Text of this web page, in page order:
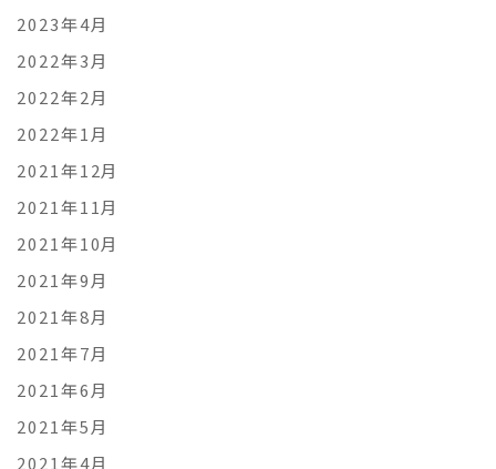
2023年4月
2022年3月
2022年2月
2022年1月
2021年12月
2021年11月
2021年10月
2021年9月
2021年8月
2021年7月
2021年6月
2021年5月
2021年4月